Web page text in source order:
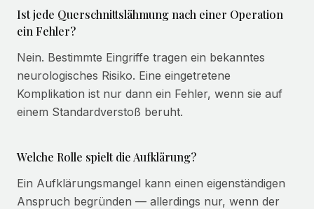
Ist jede Querschnittslähmung nach einer Operation
ein Fehler?
Nein. Bestimmte Eingriffe tragen ein bekanntes
neurologisches Risiko. Eine eingetretene
Komplikation ist nur dann ein Fehler, wenn sie auf
einem Standardverstoß beruht.
Welche Rolle spielt die Aufklärung?
Ein Aufklärungsmangel kann einen eigenständigen
Anspruch begründen — allerdings nur, wenn der